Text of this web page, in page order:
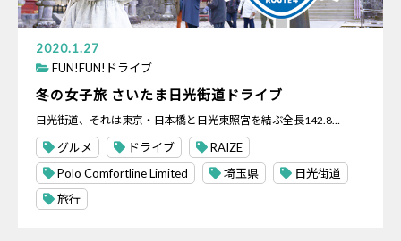
2020.1.27
FUN!FUN!ドライブ
冬の女子旅 さいたま日光街道ドライブ
日光街道、それは東京・日本橋と日光東照宮を結ぶ全長142.8…
グルメ ドライブ
RAIZE
Polo Comfortline Limited
埼玉県
日光街道
旅行